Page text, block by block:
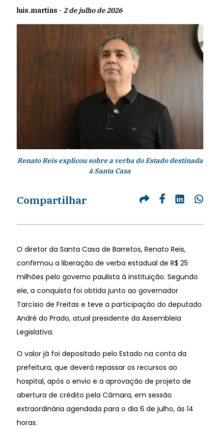
luis.martins - 2 de julho de 2026
Renato Reis explicou sobre a verba do Estado destinada
à Santa Casa
Compartilhar
O diretor da Santa Casa de Barretos, Renato Reis,
confirmou a liberação de verba estadual de R$ 25
milhões pelo governo paulista à instituição. Segundo
ele, a conquista foi obtida junto ao governador
Tarcísio de Freitas e teve a participação do deputado
André do Prado, atual presidente da Assembleia
Legislativa.
O valor já foi depositado pelo Estado na conta da
prefeitura, que deverá repassar os recursos ao
hospital, após o envio e a aprovação de projeto de
abertura de crédito pela Câmara, em sessão
extraordinária agendada para o dia 6 de julho, às 14
horas.